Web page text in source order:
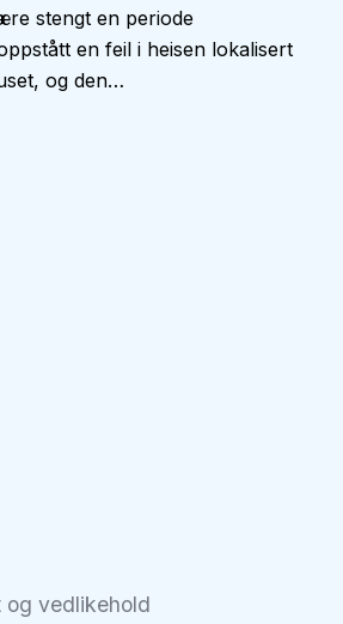
stengt en periode
en feil i heisen lokalisert
og den…
og vedlikehold